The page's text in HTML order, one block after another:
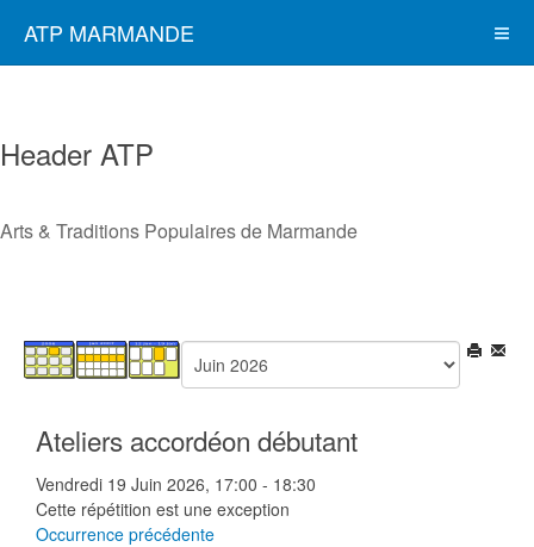
ATP MARMANDE
Header ATP
Arts & Traditions Populaires de Marmande
Ateliers accordéon débutant
Vendredi 19 Juin 2026, 17:00 - 18:30
Cette répétition est une exception
Occurrence précédente